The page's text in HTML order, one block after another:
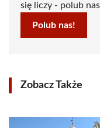
się liczy - polub
Polub nas!
Zobacz Także